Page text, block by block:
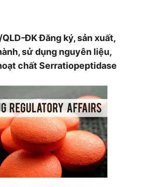
ĐK Đăng ký, sản xuất,
sử dụng nguyên liệu,
chất Serratiopeptidase